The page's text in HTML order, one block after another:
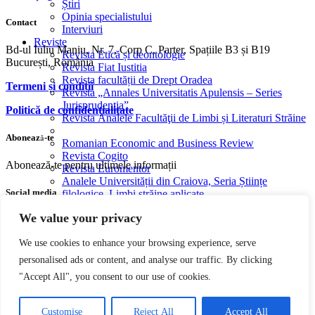
We value your privacy
We use cookies to enhance your browsing experience, serve
personalised ads or content, and analyse our traffic. By clicking
"Accept All", you consent to our use of cookies.
Customise Reject All Accept All
Știri
Opinia specialistului
Interviuri
Reviste
Revista Etică și deontologie
Revista Fiat Iustitia
Revista facultății de Drept Oradea
Revista „Annales Universitatis Apulensis – Series
Jurisprudentia”
Revista Analele Facultăţii de Limbi și Literaturi Străine
Romanian Economic and Business Review
Revista Cogito
Revista Euromentor
Analele Universității din Craiova, Seria Științe
filologice, Limbi străine aplicate
CreativeAPPS – Revistă studențească de cercetare în
informatică multidisciplinară
CONTACT
EN
Contact
Bd-ul Iuliu Maniu, Nr. 7, Corp C, Parter, Spațiile B3 și B19
București, România
Termeni și condiții
Politică de confidențialitate
Abonează-te
Abonează-te pentru ultimele informații
Social media
FacebookYoutubeInstagram
Pro Universitaria. Toate drepturile rezervate.
Termeni si Condiţii